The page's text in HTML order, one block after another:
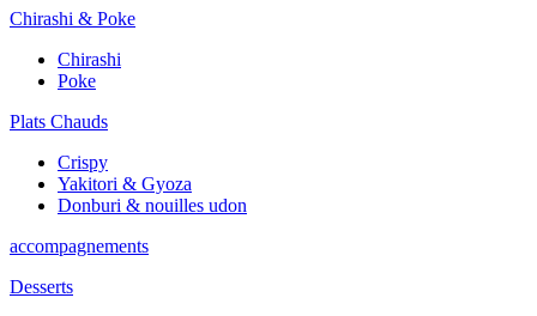
Chirashi & Poke
Chirashi
Poke
Plats Chauds
Crispy
Yakitori & Gyoza
Donburi & nouilles udon
accompagnements
Desserts